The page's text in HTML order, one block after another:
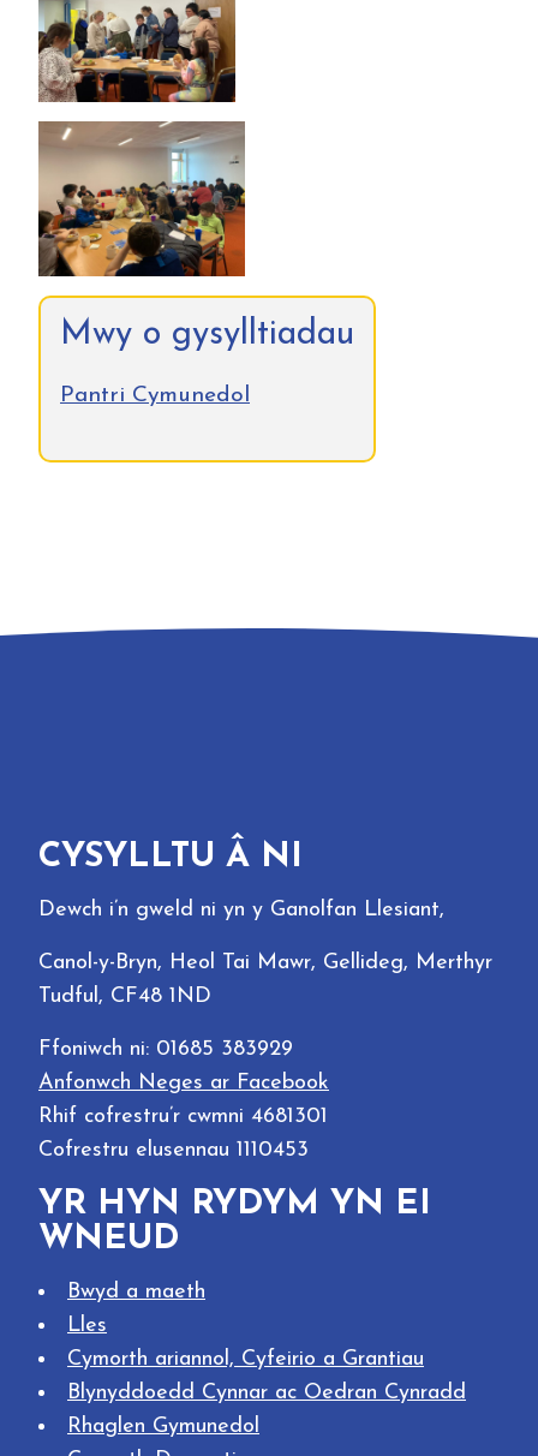
Mwy o gysylltiadau
Pantri Cymunedol
CYSYLLTU Â NI
Dewch i’n gweld ni yn y Ganolfan Llesiant,
Canol-y-Bryn, Heol Tai Mawr, Gellideg, Merthyr
Tudful, CF48 1ND
Ffoniwch ni: 01685 383929
Anfonwch Neges ar Facebook
Rhif cofrestru’r cwmni 4681301
Cofrestru elusennau 1110453
YR HYN RYDYM YN EI
WNEUD
Bwyd a maeth
Lles
Cymorth ariannol, Cyfeirio a Grantiau
Blynyddoedd Cynnar ac Oedran Cynradd
Rhaglen Gymunedol